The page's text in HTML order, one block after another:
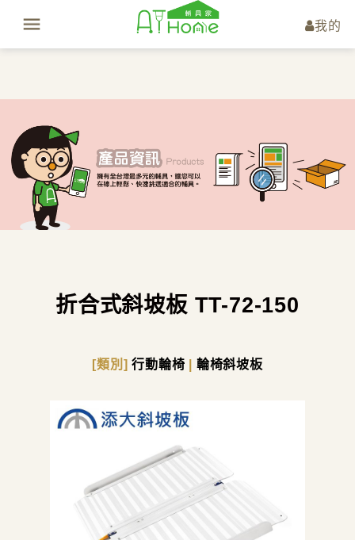
我的
折合式斜坡板 TT-72-150
[類別]行動輪椅 輪椅斜坡板